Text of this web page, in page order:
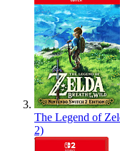
The Legend of
2)